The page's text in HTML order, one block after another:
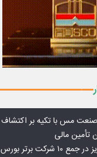
مس با تکیه بر اکتشاف
تأمین مالی
فولاد غدیر نی‌ریز در جمع ۱۰ شرکت برتر بورس